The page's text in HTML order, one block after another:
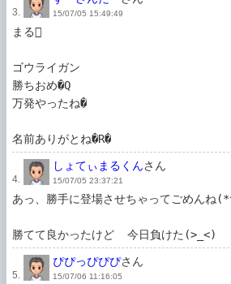
3. 15/07/05 15:49:49
まる
ゴウライガン
勝ちおめ�Q
万発やったね�
名前ありがとね�R�
4.
しょてぃまるくんさん
15/07/05 23:37:21
あっ、勝手に登場させちゃってごめんね
5.
ぴぴっぴぴぴさん
15/07/06 11:16:05